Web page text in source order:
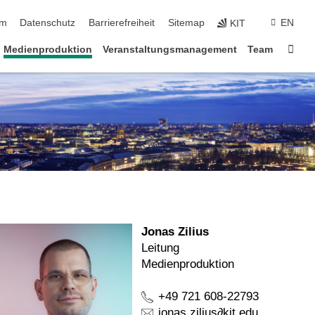
Datenschutz Barrierefreiheit Sitemap KIT EN
Medienproduktion Veranstaltungsmanagement Team
Jonas Zilius
Leitung
Medienproduktion
+49 721 608-22793